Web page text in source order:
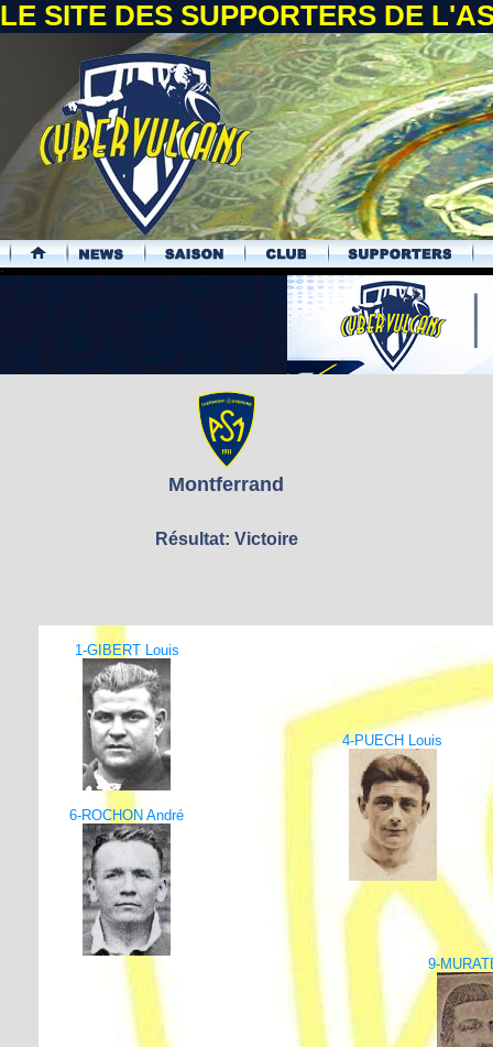
LE SITE DES SUPPORTERS DE
.
Montferrand
Résultat: Victoire
1-GIBERT Louis
4-PUECH Louis
6-ROCHON André
9-